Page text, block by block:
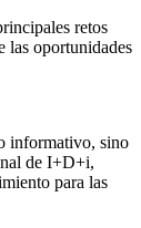
retos
las oportunidades
informativo, sino
de I+D+i,
para las